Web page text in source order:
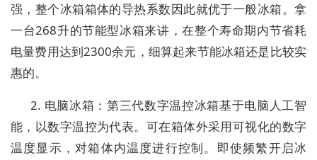
强，整个冰箱箱体的导热系数因此就优于一般冰箱。拿
一台268升的节能型冰箱来讲，在整个寿命期内节省耗
电量费用达到2300余元，细算起来节能冰箱还是比较实
惠的。
2. 电脑冰箱：第三代数字温控冰箱基于电脑人工智
能，以数字温控为代表。可在箱体外采用可视化的数字
温度显示，对箱体内温度进行控制。即使频繁开启冰